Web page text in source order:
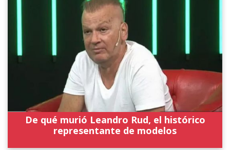
De qué murió Leandro Rud, el histórico
representante de modelos